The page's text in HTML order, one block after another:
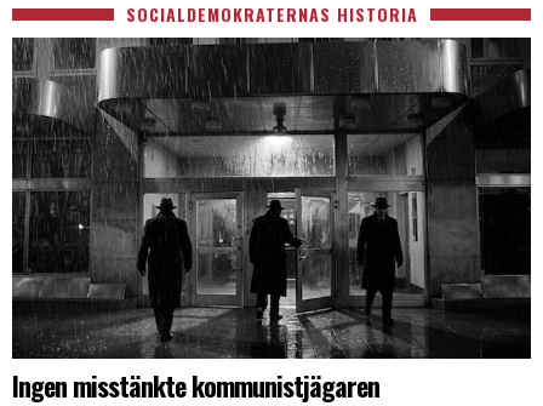
SOCIALDEMOKRATERNAS HISTORIA
Ingen misstänkte kommunistjägaren